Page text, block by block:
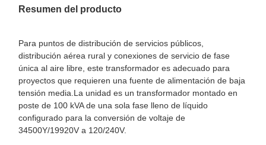
Resumen del producto
Para puntos de distribución de servicios públicos,
distribución aérea rural y conexiones de servicio de fase
única al aire libre, este transformador es adecuado para
proyectos que requieren una fuente de alimentación de baja
tensión media.La unidad es un transformador montado en
poste de 100 kVA de una sola fase lleno de líquido
configurado para la conversión de voltaje de
34500Y/19920V a 120/240V.